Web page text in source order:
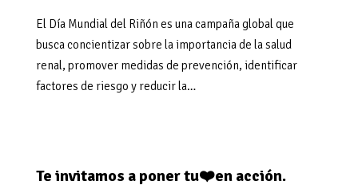
El Día Mundial del Riñón es una campaña global que
busca concientizar sobre la importancia de la salud
renal, promover medidas de prevención, identificar
factores de riesgo y reducir la…
Te invitamos a poner tu❤️en acción.